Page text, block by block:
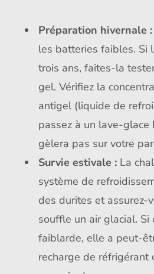
Préparation hivernale :
les batteries faibles. Si
trois ans, faites-la
gel. Vérifiez la
antigel (liquide de
passez à un lave-glace
gèlera pas sur votre
Survie estivale :La
système de
des durites et assurez-
souffle un air glacial. Si
faiblarde, elle a peut-
recharge de réfrigérant